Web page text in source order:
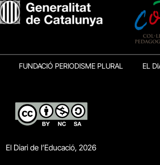
FUNDACIÓ PERIODISME PLURAL EL
El Diari de l’Educació, 2026